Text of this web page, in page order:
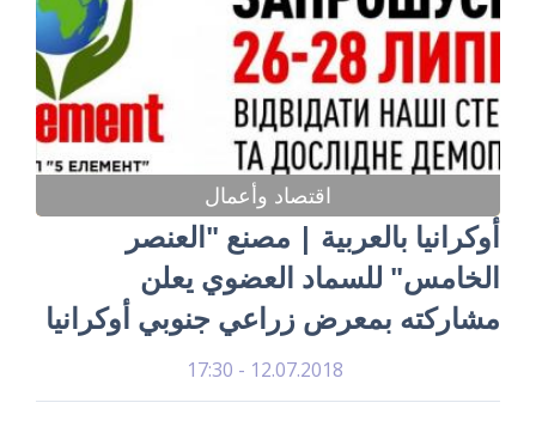
اقتصاد وأعمال
أوكرانيا بالعربية | مصنع "العنصر
الخامس" للسماد العضوي يعلن
مشاركته بمعرض زراعي جنوبي أوكرانيا
12.07.2018 - 17:30